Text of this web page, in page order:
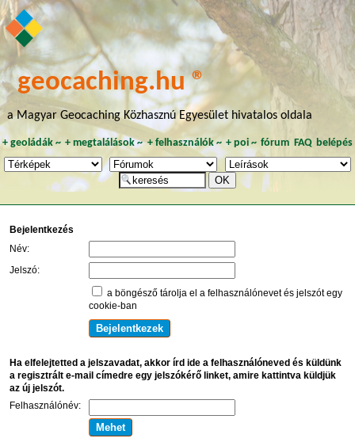
geocaching.hu ®
a Magyar Geocaching Közhasznú Egyesület hivatalos oldala
+ geoládák~ +megtalálások~ + felhasználók~ + poi~ fórum FAQ belépés
Bejelentkezés
Név:
Jelszó:
a böngésző tárolja el a felhasználónevet és jelszót egy
cookie-ban
Ha elfelejtetted a jelszavadat, akkor írd ide a felhasználóneved és küldünk
a regisztrált e-mail címedre egy jelszókérő linket, amire kattintva küldjük
az új jelszót.
Felhasználónév: